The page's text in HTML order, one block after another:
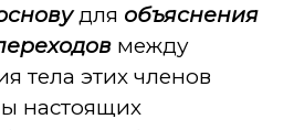
для объяснения
между
тела этих членов
настоящих